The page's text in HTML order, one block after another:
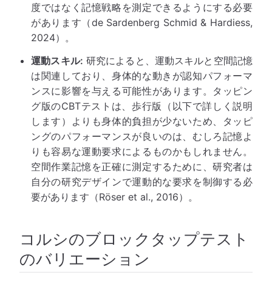
度ではなく記憶戦略を測定できるようにする必要
があります（de Sardenberg Schmid & Hardiess,
2024）。
運動スキル: 研究によると、運動スキルと空間記憶
は関連しており、身体的な動きが認知パフォーマ
ンスに影響を与える可能性があります。タッピン
グ版のCBTテストは、歩行版（以下で詳しく説明
します）よりも身体的負担が少ないため、タッピ
ングのパフォーマンスが良いのは、むしろ記憶よ
りも容易な運動要求によるものかもしれません。
空間作業記憶を正確に測定するために、研究者は
自分の研究デザインで運動的な要求を制御する必
要があります（Röser et al., 2016）。
コルシのブロックタップテスト
のバリエーション